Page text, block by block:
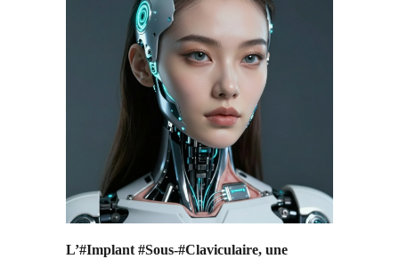
L’#Implant #Sous-#Claviculaire, une